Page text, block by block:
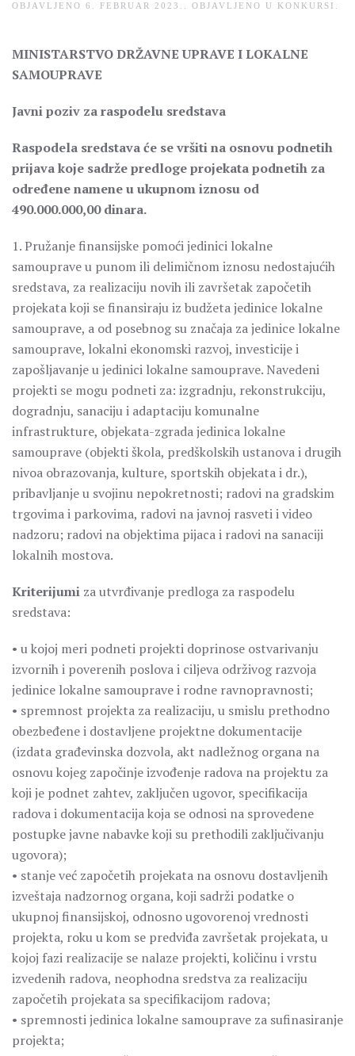
OBJAVLJENO 6. FEBRUAR 2023. . OBJAVLJENO U KONKURSI
MINISTARSTVO DRŽAVNE UPRAVE I LOKALNE
SAMOUPRAVE
Javni poziv za raspodelu sredstava
Raspodela sredstava će se vršiti na osnovu podnetih
prijava koje sadrže predloge projekata podnetih za
određene namene u ukupnom iznosu od
490.000.000,00 dinara.
1. Pružanje finansijske pomoći jedinici lokalne
samouprave u punom ili delimičnom iznosu nedostajućih
sredstava, za realizaciju novih ili završetak započetih
projekata koji se finansiraju iz budžeta jedinice lokalne
samouprave, a od posebnog su značaja za jedinice lokalne
samouprave, lokalni ekonomski razvoj, investicije i
zapošljavanje u jedinici lokalne samouprave. Navedeni
projekti se mogu podneti za: izgradnju, rekonstrukciju,
dogradnju, sanaciju i adaptaciju komunalne
infrastrukture, objekata-zgrada jedinica lokalne
samouprave (objekti škola, predškolskih ustanova i drugih
nivoa obrazovanja, kulture, sportskih objekata i dr.),
pribavljanje u svojinu nepokretnosti; radovi na gradskim
trgovima i parkovima, radovi na javnoj rasveti i video
nadzoru; radovi na objektima pijaca i radovi na sanaciji
lokalnih mostova.
Kriterijumi za utvrđivanje predloga za raspodelu
sredstava:
• u kojoj meri podneti projekti doprinose ostvarivanju
izvornih i poverenih poslova i ciljeva održivog razvoja
jedinice lokalne samouprave i rodne ravnopravnosti;
• spremnost projekta za realizaciju, u smislu prethodno
obezbeđene i dostavljene projektne dokumentacije
(izdata građevinska dozvola, akt nadležnog organa na
osnovu kojeg započinje izvođenje radova na projektu za
koji je podnet zahtev, zaključen ugovor, specifikacija
radova i dokumentacija koja se odnosi na sprovedene
postupke javne nabavke koji su prethodili zaključivanju
ugovora);
• stanje već započetih projekata na osnovu dostavljenih
izveštaja nadzornog organa, koji sadrži podatke o
ukupnoj finansijskoj, odnosno ugovorenoj vrednosti
projekta, roku u kom se predviđa završetak projekata, u
kojoj fazi realizacije se nalaze projekti, količinu i vrstu
izvedenih radova, neophodna sredstva za realizaciju
započetih projekata sa specifikacijom radova;
• spremnosti jedinica lokalne samouprave za sufinasiranje
projekta;